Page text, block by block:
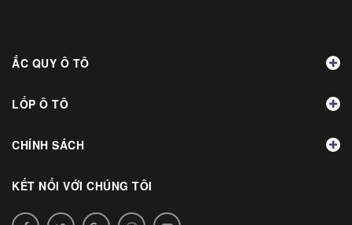
ẮC QUY Ô TÔ
LỐP Ô TÔ
CHÍNH SÁCH
KẾT NỐI VỚI CHÚNG TÔI